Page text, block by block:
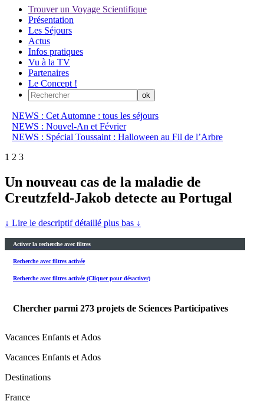
Trouver un Voyage Scientifique
Présentation
Les Séjours
Actus
Infos pratiques
Vu à la TV
Partenaires
Le Concept !
NEWS : Cet Automne : tous les séjours
NEWS : Nouvel-An et Février
NEWS : Spécial Toussaint : Halloween au Fil de l’Arbre
1 2 3
Un nouveau cas de la maladie de
Creutzfeld-Jakob detecte au Portugal
↓ Lire le descriptif détaillé plus bas ↓
Activer la recherche avec filtres
Recherche avec filtres activée
Recherche avec filtres activée (Cliquer pour désactiver)
Chercher parmi 273 projets de Sciences Participatives
Vacances Enfants et Ados
Vacances Enfants et Ados
Destinations
France